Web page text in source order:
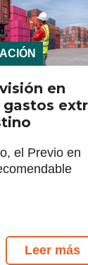
en
el Previo en
Leer más